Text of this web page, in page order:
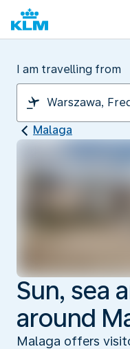
I am travelling from
Malaga
Sun, sea
around
Malaga offers